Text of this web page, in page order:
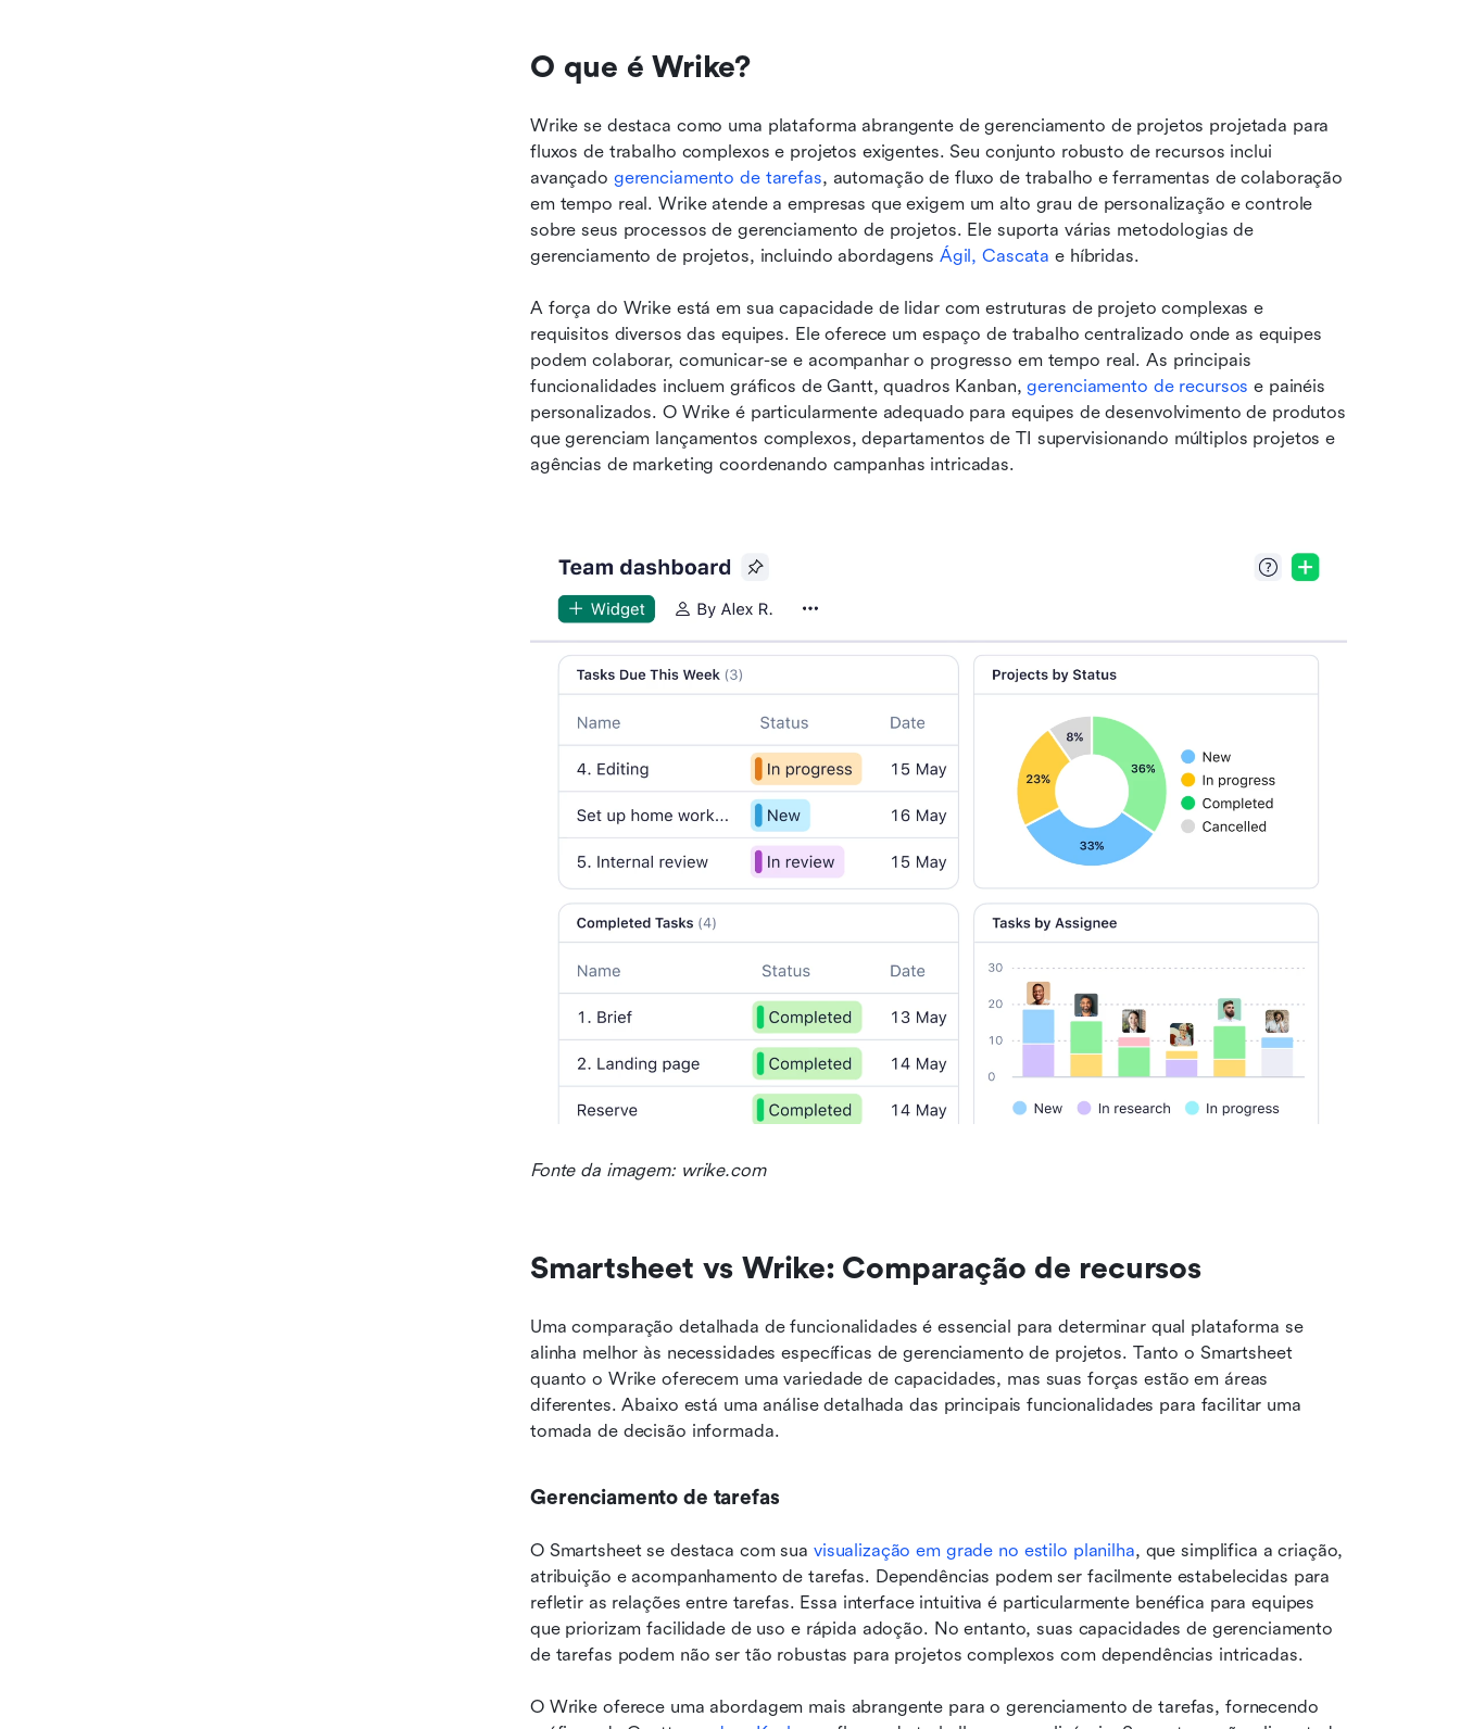
O que é Wrike?
Wrike se destaca como uma plataforma abrangente de gerenciamento de projetos projetada para
fluxos de trabalho complexos e projetos exigentes. Seu conjunto robusto de recursos inclui
avançado gerenciamento de tarefas, automação de fluxo de trabalho e ferramentas de colaboração
em tempo real. Wrike atende a empresas que exigem um alto grau de personalização e controle
sobre seus processos de gerenciamento de projetos. Ele suporta várias metodologias de
gerenciamento de projetos, incluindo abordagens Ágil, Cascata e híbridas.
A força do Wrike está em sua capacidade de lidar com estruturas de projeto complexas e
requisitos diversos das equipes. Ele oferece um espaço de trabalho centralizado onde as equipes
podem colaborar, comunicar-se e acompanhar o progresso em tempo real. As principais
funcionalidades incluem gráficos de Gantt, quadros Kanban, gerenciamento de recursos e painéis
personalizados. O Wrike é particularmente adequado para equipes de desenvolvimento de produtos
que gerenciam lançamentos complexos, departamentos de TI supervisionando múltiplos projetos e
agências de marketing coordenando campanhas intricadas.
Fonte da imagem: wrike.com
Smartsheet vs Wrike: Comparação de recursos
Uma comparação detalhada de funcionalidades é essencial para determinar qual plataforma se
alinha melhor às necessidades específicas de gerenciamento de projetos. Tanto o Smartsheet
quanto o Wrike oferecem uma variedade de capacidades, mas suas forças estão em áreas
diferentes. Abaixo está uma análise detalhada das principais funcionalidades para facilitar uma
tomada de decisão informada.
Gerenciamento de tarefas
O Smartsheet se destaca com sua visualização em grade no estilo planilha, que simplifica a criação,
atribuição e acompanhamento de tarefas. Dependências podem ser facilmente estabelecidas para
refletir as relações entre tarefas. Essa interface intuitiva é particularmente benéfica para equipes
que priorizam facilidade de uso e rápida adoção. No entanto, suas capacidades de gerenciamento
de tarefas podem não ser tão robustas para projetos complexos com dependências intricadas.
O Wrike oferece uma abordagem mais abrangente para o gerenciamento de tarefas, fornecendo